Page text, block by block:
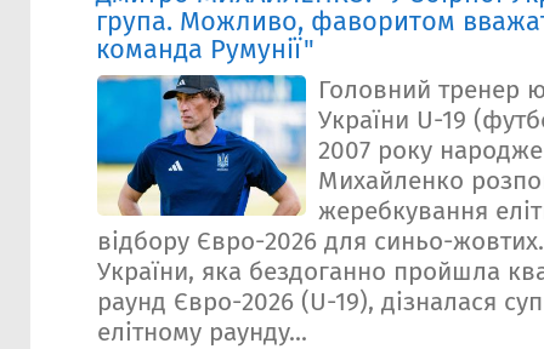
група. Можливо, фаворитом
команда Румунії"
Головний тренер
України U-19
2007 року
Михайленко
жеребкування
відбору Євро-2026 для синьо-
України, яка бездоганно пройшла
раунд Євро-2026 (U-19), дізналася
елітному раунду...